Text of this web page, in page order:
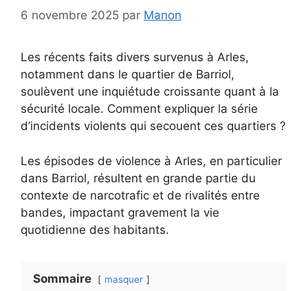
6 novembre 2025 par Manon
Les récents faits divers survenus à Arles,
notamment dans le quartier de Barriol,
soulèvent une inquiétude croissante quant à la
sécurité locale. Comment expliquer la série
d’incidents violents qui secouent ces quartiers ?
Les épisodes de violence à Arles, en particulier
dans Barriol, résultent en grande partie du
contexte de narcotrafic et de rivalités entre
bandes, impactant gravement la vie
quotidienne des habitants.
Sommaire masquer